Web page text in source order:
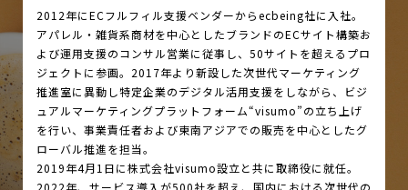
2012年にECフルフィル支援ベンダーからecbeing社に入社。
アパレル・雑貨系商材を中心としたブランドのECサイト構築お
よび運用支援のコンサル営業に従事し、50サイトを超えるプロ
ジェクトに参画。2017年より新設した次世代マーケティング
推進室に異動し特定企業のデジタル活用支援をしながら、ビジ
ュアルマーケティングプラットフォーム“visumo”の立ち上げ
を行い、事業責任者および東南アジアでの販売を中心としたグ
ローバル推進を担当。
2019年4月1日に株式会社visumo設立と共に取締役に就任。
2022年、サービス導入が500社を超え、国内における次世代の